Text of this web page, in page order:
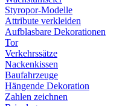
Styropor-Modelle
Attribute verkleiden
Aufblasbare Dekorationen
Tor
Verkehrssätze
Nackenkissen
Baufahrzeuge
Hängende Dekoration
Zahlen zeichnen